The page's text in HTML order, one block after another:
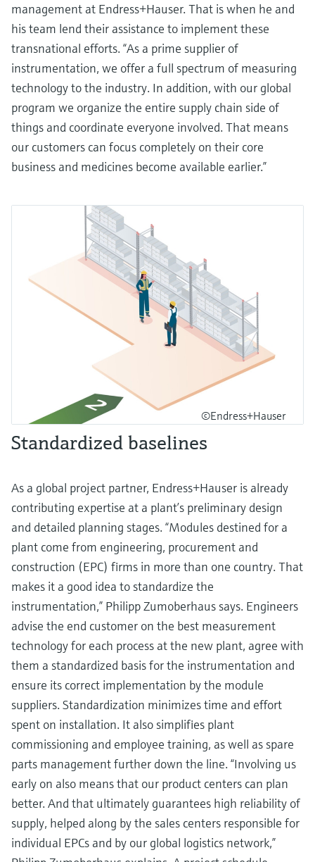
management at Endress+Hauser. That is when he and
his team lend their assistance to implement these
transnational efforts. “As a prime supplier of
instrumentation, we offer a full spectrum of measuring
technology to the industry. In addition, with our global
program we organize the entire supply chain side of
things and coordinate everyone involved. That means
our customers can focus completely on their core
business and medicines become available earlier.”
©Endress+Hauser
Standardized baselines
As a global project partner, Endress+Hauser is already
contributing expertise at a plant’s preliminary design
and detailed planning stages. “Modules destined for a
plant come from engineering, procurement and
construction (EPC) firms in more than one country. That
makes it a good idea to standardize the
instrumentation,” Philipp Zumoberhaus says. Engineers
advise the end customer on the best measurement
technology for each process at the new plant, agree with
them a standardized basis for the instrumentation and
ensure its correct implementation by the module
suppliers. Standardization minimizes time and effort
spent on installation. It also simplifies plant
commissioning and employee training, as well as spare
parts management further down the line. “Involving us
early on also means that our product centers can plan
better. And that ultimately guarantees high reliability of
supply, helped along by the sales centers responsible for
individual EPCs and by our global logistics network,”